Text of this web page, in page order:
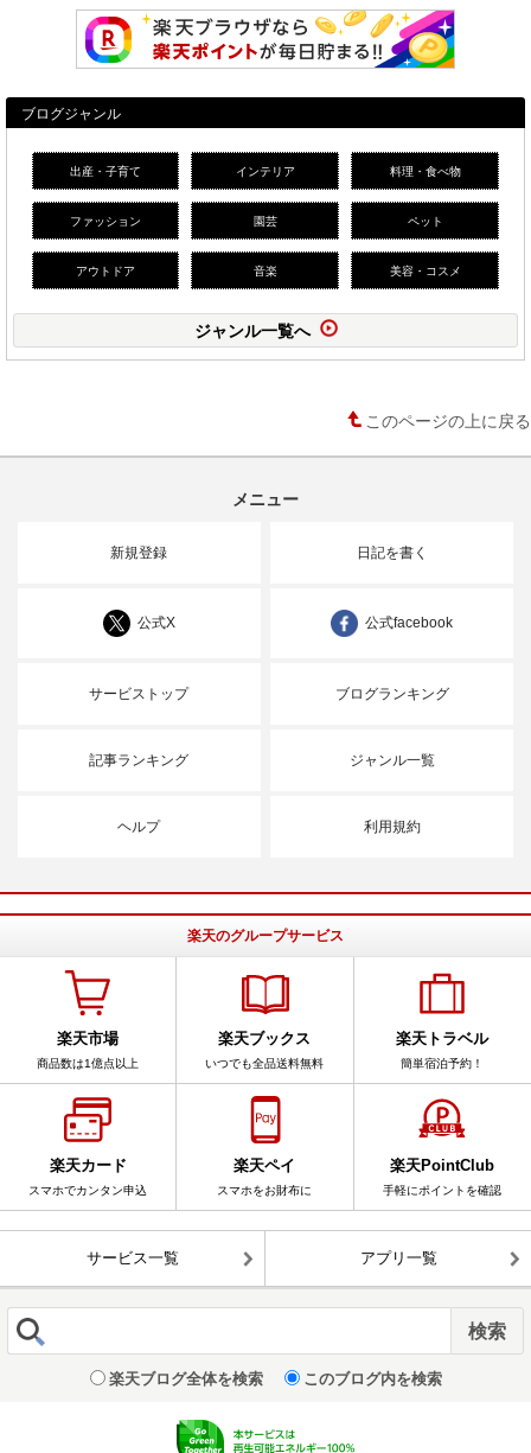
ブログジャンル
出産・子育て インテリア 料理・食べ物
ファッション 園芸 ペット
アウトドア 音楽 美容・コスメ
ジャンル一覧へ
このページの上に戻る
メニュー
新規登録 日記を書く
公式X 公式facebook
サービストップ ブログランキング
記事ランキング ジャンル一覧
ヘルプ 利用規約
楽天のグループサービス
楽天市場
商品数は1億点以上
楽天ブックス
いつでも全品送料無料
楽天トラベル
簡単宿泊予約！
楽天カード
スマホでカンタン申込
楽天ペイ
スマホをお財布に
楽天PointClub
手軽にポイントを確認
サービス一覧 アプリ一覧
楽天ブログ全体を検索 このブログ内を検索